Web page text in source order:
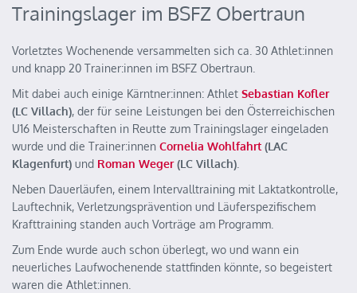
Trainingslager im BSFZ Obertraun
Vorletztes Wochenende versammelten sich ca. 30 Athlet:innen
und knapp 20 Trainer:innen im BSFZ Obertraun.
Mit dabei auch einige Kärntner:innen: Athlet Sebastian Kofler
(LC Villach), der für seine Leistungen bei den Österreichischen
U16 Meisterschaften in Reutte zum Trainingslager eingeladen
wurde und die Trainer:innen Cornelia Wohlfahrt (LAC
Klagenfurt) und Roman Weger(LC Villach)
Neben Dauerläufen, einem Intervalltraining mit Laktatkontrolle,
Lauftechnik, Verletzungsprävention und Läuferspezifischem
Krafttraining standen auch Vorträge am Programm.
Zum Ende wurde auch schon überlegt, wo und wann ein
neuerliches Laufwochenende stattfinden könnte, so begeistert
waren die Athlet:innen.